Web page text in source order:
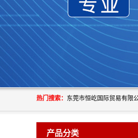
热门搜索：
产品分类